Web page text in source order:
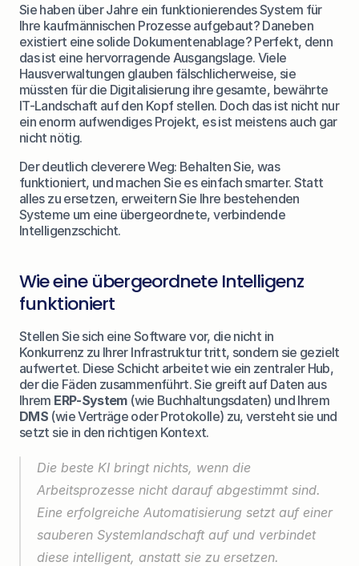
Sie haben über Jahre ein funktionierendes System für
Ihre kaufmännischen Prozesse aufgebaut? Daneben
existiert eine solide Dokumentenablage? Perfekt, denn
das ist eine hervorragende Ausgangslage. Viele
Hausverwaltungen glauben fälschlicherweise, sie
müssten für die Digitalisierung ihre gesamte, bewährte
IT-Landschaft auf den Kopf stellen. Doch das ist nicht nur
ein enorm aufwendiges Projekt, es ist meistens auch gar
nicht nötig.
Der deutlich cleverere Weg: Behalten Sie, was
funktioniert, und machen Sie es einfach smarter. Statt
alles zu ersetzen, erweitern Sie Ihre bestehenden
Systeme um eine übergeordnete, verbindende
Intelligenzschicht.
Wie eine übergeordnete Intelligenz
funktioniert
Stellen Sie sich eine Software vor, die nicht in
Konkurrenz zu Ihrer Infrastruktur tritt, sondern sie gezielt
aufwertet. Diese Schicht arbeitet wie ein zentraler Hub,
der die Fäden zusammenführt. Sie greift auf Daten aus
Ihrem ERP-System
DMS (wie Verträge oder Protokolle) zu, versteht sie und
setzt sie in den richtigen Kontext.
Die beste KI bringt nichts, wenn die
Arbeitsprozesse nicht darauf abgestimmt sind.
Eine erfolgreiche Automatisierung setzt auf einer
sauberen Systemlandschaft auf und verbindet
diese intelligent, anstatt sie zu ersetzen.